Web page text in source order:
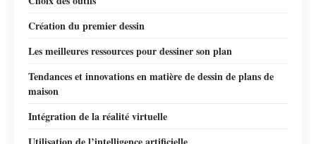
Création du premier dessin
Les meilleures ressources pour dessiner son plan
Tendances et innovations en matière de dessin de plans de
maison
Intégration de la réalité virtuelle